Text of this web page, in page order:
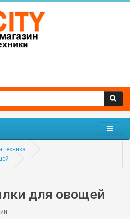
техника
для овощей